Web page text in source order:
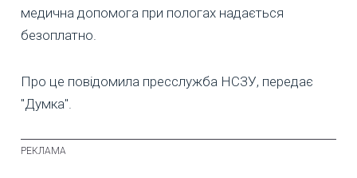
медична допомога при пологах надається
безоплатно.
Про це повідомила пресслужба НСЗУ, передає
"Думка".